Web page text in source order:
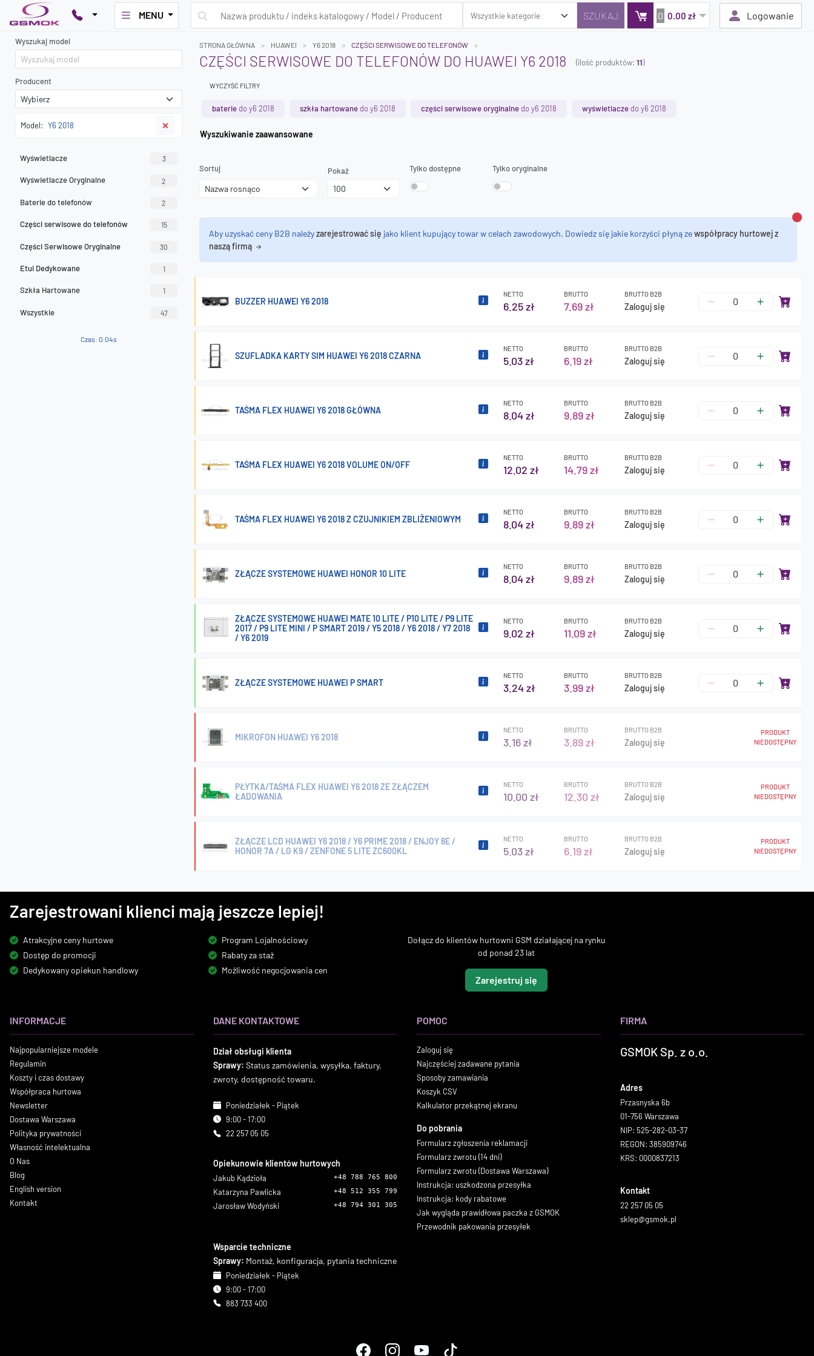
MENU 0 0.00 zł Logowanie
Wyszukaj model
Producent
Model: Y6 2018 ✕
Wyświetlacze 3
Wyświetlacze Oryginalne 2
Baterie do telefonów 2
Części serwisowe do telefonów 15
Części Serwisowe Oryginalne 30
Etui Dedykowane 1
Szkła Hartowane 1
Wszystkie 47
Czas: 0.04s
STRONA GŁÓWNA HUAWEI Y6 2018 CZĘŚCI SERWISOWE DO TELEFONÓW
CZĘŚCI SERWISOWE DO TELEFONÓW DO HUAWEI Y6 2018 (ilość produktów: 11)
WYCZYŚĆ FILTRY
baterie do y6 2018 szkła hartowane do y6 2018 części serwisowe oryginalne do y6 2018 wyświetlacze do y6 2018
Wyszukiwanie zaawansowane
Sortuj Pokaż Tylko dostępne Tylko oryginalne
Aby uzyskać ceny B2B należyzarejestrować się jako klient kupujący towar w celach zawodowych. Dowiedz się jakie korzyści płyną zewspółpracy hurtowej z
naszą firmą
BUZZER HUAWEI Y6 2018
NETTO
6.25 zł
BRUTTO
7.69 zł
BRUTTO B2B
Zaloguj się
SZUFLADKA KARTY SIM HUAWEI Y6 2018 CZARNA
NETTO
5.03 zł
BRUTTO
6.19 zł
BRUTTO B2B
Zaloguj się
TAŚMA FLEX HUAWEI Y6 2018 GŁÓWNA
NETTO
8.04 zł
BRUTTO
9.89 zł
BRUTTO B2B
Zaloguj się
TAŚMA FLEX HUAWEI Y6 2018 VOLUME ON/OFF
NETTO
12.02 zł
BRUTTO
14.79 zł
BRUTTO B2B
Zaloguj się
TAŚMA FLEX HUAWEI Y6 2018 Z CZUJNIKIEM ZBLIŻENIOWYM
NETTO
8.04 zł
BRUTTO
9.89 zł
BRUTTO B2B
Zaloguj się
ZŁĄCZE SYSTEMOWE HUAWEI HONOR 10 LITE
NETTO
8.04 zł
BRUTTO
9.89 zł
BRUTTO B2B
Zaloguj się
ZŁĄCZE SYSTEMOWE HUAWEI MATE 10 LITE / P10 LITE / P9 LITE
2017 / P9 LITE MINI / P SMART 2019 / Y5 2018 / Y6 2018 / Y7 2018
/ Y6 2019
NETTO
9.02 zł
BRUTTO
11.09 zł
BRUTTO B2B
Zaloguj się
ZŁĄCZE SYSTEMOWE HUAWEI P SMART
NETTO
3.24 zł
BRUTTO
3.99 zł
BRUTTO B2B
Zaloguj się
MIKROFON HUAWEI Y6 2018
NETTO
3.16 zł
BRUTTO
3.89 zł
BRUTTO B2B
Zaloguj się
PRODUKT
NIEDOSTĘPNY
PŁYTKA/TAŚMA FLEX HUAWEI Y6 2018 ZE ZŁĄCZEM
ŁADOWANIA
NETTO
10.00 zł
BRUTTO
12.30 zł
BRUTTO B2B
Zaloguj się
PRODUKT
NIEDOSTĘPNY
ZŁĄCZE LCD HUAWEI Y6 2018 / Y6 PRIME 2018 / ENJOY 8E /
HONOR 7A / LG K9 / ZENFONE 5 LITE ZC600KL
NETTO
5.03 zł
BRUTTO
6.19 zł
BRUTTO B2B
Zaloguj się
PRODUKT
NIEDOSTĘPNY
Zarejestrowani klienci mają jeszcze lepiej!
Atrakcyjne ceny hurtowe
Dostęp do promocji
Dedykowany opiekun handlowy
Program Lojalnościowy
Rabaty za staż
Możliwość negocjowania cen
Dołącz do klientów hurtowni GSM działającej na rynku
od ponad 23 lat
Zarejestruj się
INFORMACJE
Najpopularniejsze modele
Regulamin
Koszty i czas dostawy
Współpraca hurtowa
Newsletter
Dostawa Warszawa
Polityka prywatności
Własność intelektualna
O Nas
Blog
English version
Kontakt
DANE KONTAKTOWE
Dział obsługi klienta
Sprawy: Status zamówienia, wysyłka, faktury,
zwroty, dostępność towaru.
Poniedziałek - Piątek
9:00 - 17:00
22 257 05 05
Opiekunowie klientów hurtowych
Jakub Kądzioła +48 788 765 800
Katarzyna Pawlicka +48 512 355 799
Jarosław Wodyński +48 794 301 305
Wsparcie techniczne
Sprawy: Montaż, konfiguracja, pytania techniczne
Poniedziałek - Piątek
9:00 - 17:00
883 733 400
POMOC
Zaloguj się
Najczęściej zadawane pytania
Sposoby zamawiania
Koszyk CSV
Kalkulator przekątnej ekranu
Do pobrania
Formularz zgłoszenia reklamacji
Formularz zwrotu (14 dni)
Formularz zwrotu (Dostawa Warszawa)
Instrukcja: uszkodzona przesyłka
Instrukcja: kody rabatowe
Jak wygląda prawidłowa paczka z GSMOK
Przewodnik pakowania przesyłek
FIRMA
GSMOK Sp. z o.o.
Adres
Przasnyska 6b
01-756 Warszawa
NIP: 525-282-03-37
REGON: 385909746
KRS: 0000837213
Kontakt
22 257 05 05
sklep@gsmok.pl